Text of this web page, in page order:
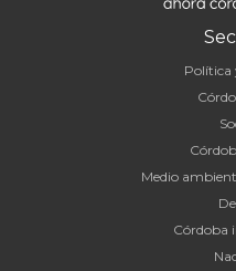
Política
Medio
Córdoba